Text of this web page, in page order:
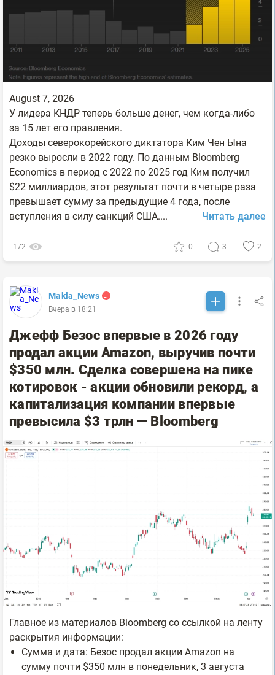
August 7, 2026
У лидера КНДР теперь больше денег, чем когда-либо
за 15 лет его правления.
Доходы северокорейского диктатора Ким Чен Ына
резко выросли в 2022 году. По данным Bloomberg
Economics в период с 2022 по 2025 год Ким получил
$22 миллиардов, этот результат почти в четыре раза
превышает сумму за предыдущие 4 года, после
вступления в силу санкций США....
Читать далее
172 0 3 2
Makla_News
Вчера в 18:21
Джефф Безос впервые в 2026 году
продал акции Amazon, выручив почти
$350 млн. Сделка совершена на пике
котировок - акции обновили рекорд, а
капитализация компании впервые
превысила $3 трлн — Bloomberg
Главное из материалов Bloomberg со ссылкой на ленту
раскрытия информации:
Сумма и дата: Безос продал акции Amazon на
сумму почти $350 млн в понедельник, 3 августа